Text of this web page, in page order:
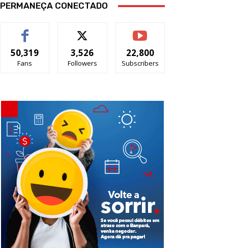
PERMANEÇA CONECTADO
50,319
Fans
3,526
Followers
22,800
Subscribers